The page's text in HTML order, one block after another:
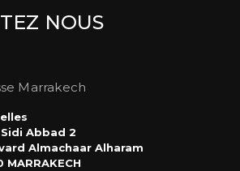
NOUS
Marrakech
Sidi Abbad 2
Almachaar Alharam